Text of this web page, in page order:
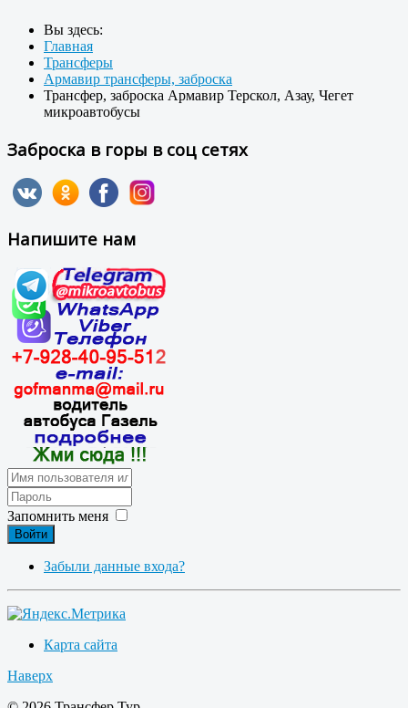
Вы здесь:
Главная
Трансферы
Армавир трансферы, заброска
Трансфер, заброска Армавир Терскол, Азау, Чегет
микроавтобусы
Заброска в горы в соц сетях
Напишите нам
Запомнить меня
Войти
Забыли данные входа?
Карта сайта
Наверх